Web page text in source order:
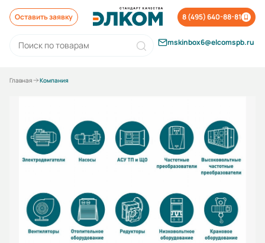
Оставить заявку 8 (495) 640-88-81
mskinbox6@elcomspb.ru
Главная Компания